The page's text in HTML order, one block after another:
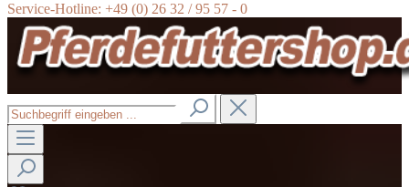
Service-Hotline: +49 (0) 26 32 / 95 57 - 0